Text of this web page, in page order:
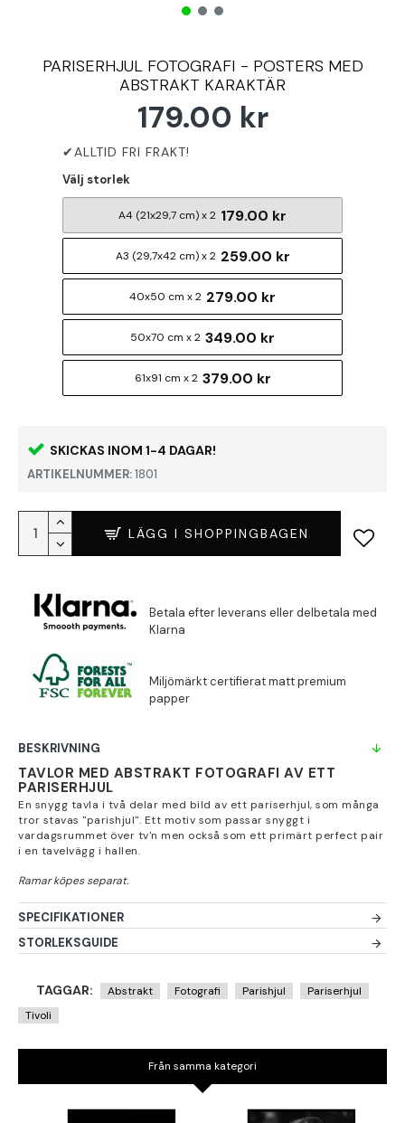
PARISERHJUL FOTOGRAFI - POSTERS MED
ABSTRAKT KARAKTÄR
SKICKAS INOM 1-4 DAGAR!
ARTIKELNUMMER:1801
179.00 kr
Välj storlek
A4 (21x29,7 cm) x 2 179.00 kr
A3 (29,7x42 cm) x 2 259.00 kr
40x50 cm x 2 279.00 kr
50x70 cm x 2 349.00 kr
61x91 cm x 2 379.00 kr
LÄGG I SHOPPINGBAGEN
BESKRIVNING
TAVLOR MED ABSTRAKT FOTOGRAFI AV ETT
PARISERHJUL
En snygg tavla i två delar med bild av ett pariserhjul, som många
tror stavas "parishjul". Ett motiv som passar snyggt i
vardagsrummet över tv'n men också som ett primärt perfect pair
i en tavelvägg i hallen.
SPECIFIKATIONER
STORLEKSGUIDE
TAGGAR: Abstrakt Fotografi Parishjul
Pariserhjul
Tivoli
Från samma kategori